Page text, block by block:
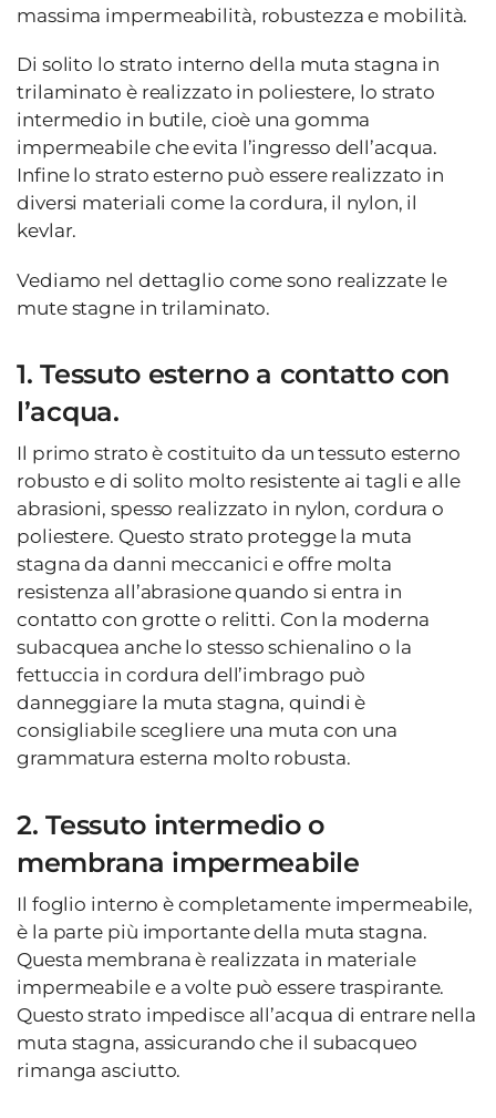
massima impermeabilità, robustezza e mobilità.
Di solito lo strato interno della muta stagna in
trilaminato è realizzato in poliestere, lo strato
intermedio in butile, cioè una gomma
impermeabile che evita l’ingresso dell’acqua.
Infine lo strato esterno può essere realizzato in
diversi materiali come la cordura, il nylon, il
kevlar.
Vediamo nel dettaglio come sono realizzate le
mute stagne in trilaminato.
1. Tessuto esterno a contatto con
l’acqua.
Il primo strato è costituito da un tessuto esterno
robusto e di solito molto resistente ai tagli e alle
abrasioni, spesso realizzato in nylon, cordura o
poliestere. Questo strato protegge la muta
stagna da danni meccanici e offre molta
resistenza all’abrasione quando si entra in
contatto con grotte o relitti. Con la moderna
subacquea anche lo stesso schienalino o la
fettuccia in cordura dell’imbrago può
danneggiare la muta stagna, quindi è
consigliabile scegliere una muta con una
grammatura esterna molto robusta.
2. Tessuto intermedio o
membrana impermeabile
Il foglio interno è completamente impermeabile,
è la parte più importante della muta stagna.
Questa membrana è realizzata in materiale
impermeabile e a volte può essere traspirante.
Questo strato impedisce all’acqua di entrare nella
muta stagna, assicurando che il subacqueo
rimanga asciutto.